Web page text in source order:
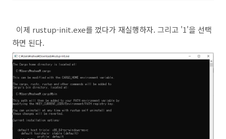
이제 rustup-init.exe를 껐다가 재실행하자. 그리고 '1'을 선택
하면 된다.